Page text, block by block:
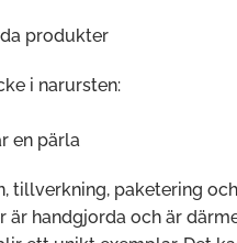
produkter
i narursten:
en pärla
tillverkning, paketering
är handgjorda och är